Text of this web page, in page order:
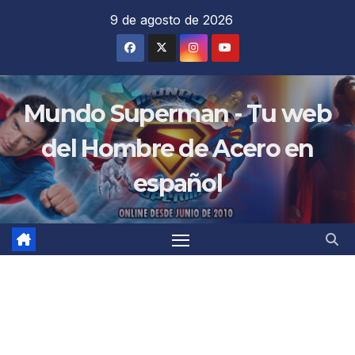
9 de agosto de 2026
Mundo Superman - Tu web
del Hombre de Acero en
español